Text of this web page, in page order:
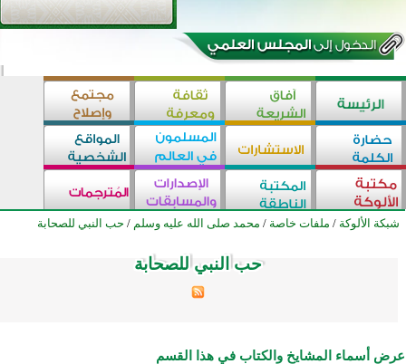
شبكة الألوكة / ملفات خاصة / محمد صلى الله عليه وسلم / حب النبي للصحابة
حب النبي للصحابة
حب النبي للصحابة
حب النبي للصحابة
حب النبي للصحابة
حب النبي للصحابة
حب النبي للصحابة
حب النبي للصحابة
حب النبي للصحابة
حب النبي للصحابة
حب النبي للصحابة
حب النبي للصحابة
حب النبي للصحابة
حب النبي للصحابة
حب النبي للصحابة
حب النبي للصحابة
حب النبي للصحابة
حب النبي للصحابة
حب النبي للصحابة
حب النبي للصحابة
حب النبي للصحابة
حب النبي للصحابة
حب النبي للصحابة
حب النبي للصحابة
حب النبي للصحابة
حب النبي للصحابة
عرض أسماء المشايخ والكتاب في هذا القسم